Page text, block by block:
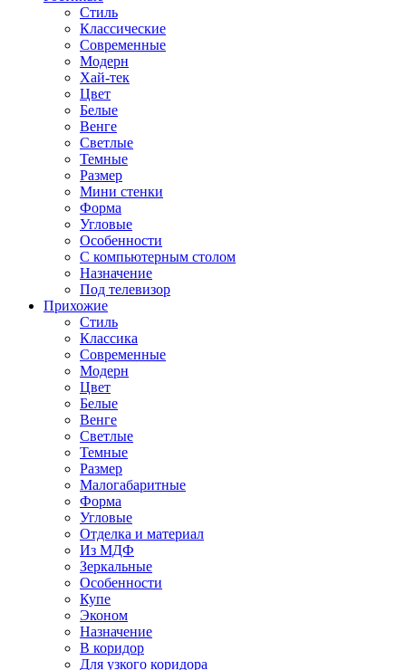
Стиль
Классические
Современные
Модерн
Хай-тек
Цвет
Белые
Венге
Светлые
Темные
Размер
Мини стенки
Форма
Угловые
Особенности
С компьютерным столом
Назначение
Под телевизор
Прихожие
Стиль
Классика
Современные
Модерн
Цвет
Белые
Венге
Светлые
Темные
Размер
Малогабаритные
Форма
Угловые
Отделка и материал
Из МДФ
Зеркальные
Особенности
Купе
Эконом
Назначение
В коридор
Для узкого коридора